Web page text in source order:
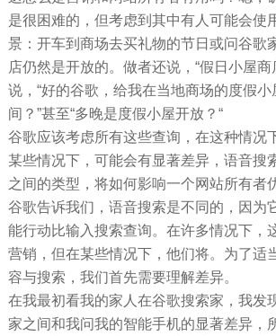
是很困难的，但考虑到其中有人可能会使
景：开车到商场去买礼物的节日或问谷歌
店仍然是开放的。做者还说，“假日小屋商
说，“好的谷歌，给我在当地商场的度假
间？”甚至“多晚是度假小屋开放？“
谷歌应该考虑所有这些查询，在这种情况
某些情况下，可能会有显著差异，语音搜
之间的类型，将如何影响一个网站所有者
谷歌告诉我们，语音搜索是不同的，因为
能行动比输入搜索查询。在许多情况下，
营销，但在某些情况下，他们将。为了适
容与搜索，我们首先需要理解差异。
在我最初看我的家人在谷歌搜索家，我发
家之间和我问我的智能手机的显著差异，